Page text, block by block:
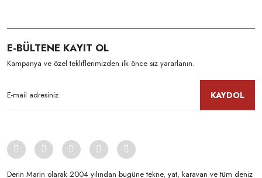
E-BÜLTENE KAYIT OL
Kampanya ve özel tekliflerimizden ilk önce siz yararlanın.
KAYDOL
Derin Marin olarak 2004 yılından bugüne tekne, yat, karavan ve tüm deniz